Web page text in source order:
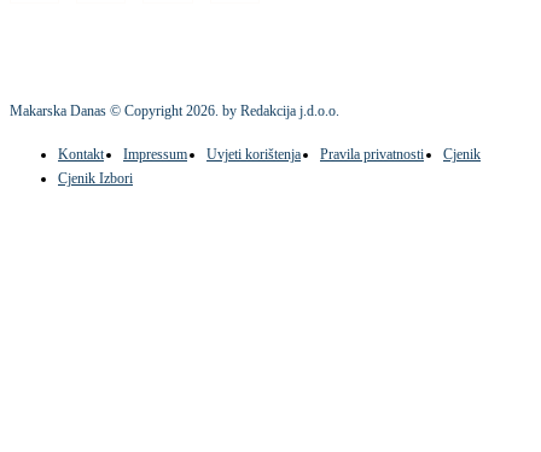
Makarska Danas © Copyright2026. by Redakcija j.d.o.o.
Kontakt Impressum Uvjeti korištenja Pravila privatnosti
Cjenik
Cjenik Izbori